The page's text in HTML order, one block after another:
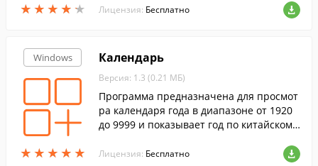
★ ★ ★ ★ ★
★ ★ ★ ★ ★
екст стикеров сохраняется автоматичес
Лицензия: Бесплатно
Windows
★ ★ ★ ★ ★
★ ★ ★ ★ ★
Календарь
Версия: 1.3 (0.21 МБ)
Программа предназначена для просмот
ра календаря года в диапазоне от 1920
до 9999 и показывает год по китайскому
Лицензия: Бесплатно